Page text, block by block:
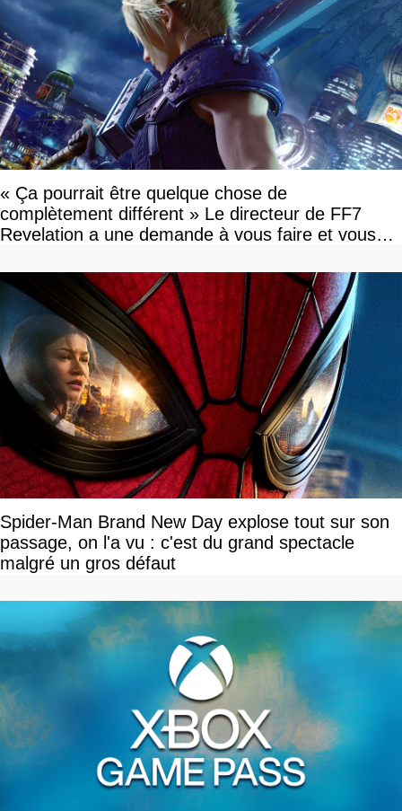
« Ça pourrait être quelque chose de
complètement différent » Le directeur de FF7
Revelation a une demande à vous faire et vous
Spider-Man Brand New Day explose tout sur son
passage, on l'a vu : c'est du grand spectacle
malgré un gros défaut